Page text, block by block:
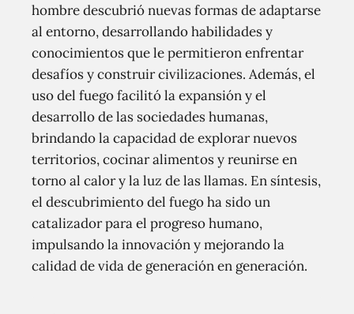
hombre descubrió nuevas formas de adaptarse
al entorno, desarrollando habilidades y
conocimientos que le permitieron enfrentar
desafíos y construir civilizaciones. Además, el
uso del fuego facilitó la expansión y el
desarrollo de las sociedades humanas,
brindando la capacidad de explorar nuevos
territorios, cocinar alimentos y reunirse en
torno al calor y la luz de las llamas. En síntesis,
el descubrimiento del fuego ha sido un
catalizador para el progreso humano,
impulsando la innovación y mejorando la
calidad de vida de generación en generación.